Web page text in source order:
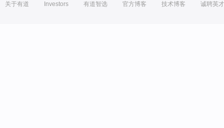
关于有道 Investors 有道智选 官方博客 技术博客 诚聘英才